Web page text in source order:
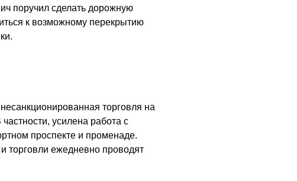
поручил сделать дорожную
к возможному перекрытию
торговля на
усилена работа с
проспекте и променаде.
торговли ежедневно проводят